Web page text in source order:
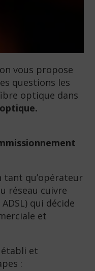
vous propose
questions les
optique dans
tant qu’opérateur
réseau cuivre
qui décide
et
et
: